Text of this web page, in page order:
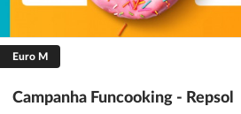
Euro M
Campanha Funcooking - Repsol